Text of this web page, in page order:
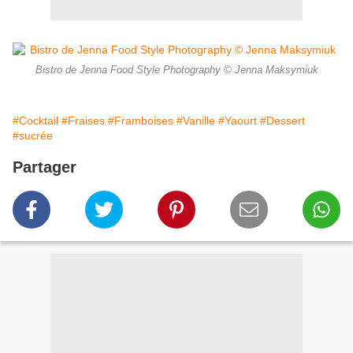
Bistro de Jenna Food Style Photography © Jenna Maksymiuk
#Cocktail #Fraises #Framboises #Vanille #Yaourt #Dessert
#sucrée
Partager